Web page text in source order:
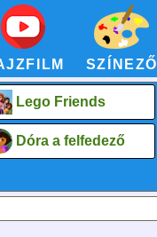
SZÍNEZŐ
Lego Friends
Dóra a felfedező